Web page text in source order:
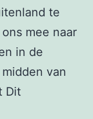
te
mee naar
in de
van
Dit